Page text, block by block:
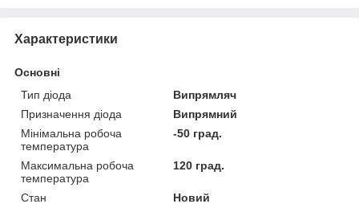
Характеристики
Основні
Тип діода
Випрямляч
Призначення діода
Випрямний
Мінімальна робоча
температура
-50 град.
Максимальна робоча
температура
120 град.
Стан
Новий